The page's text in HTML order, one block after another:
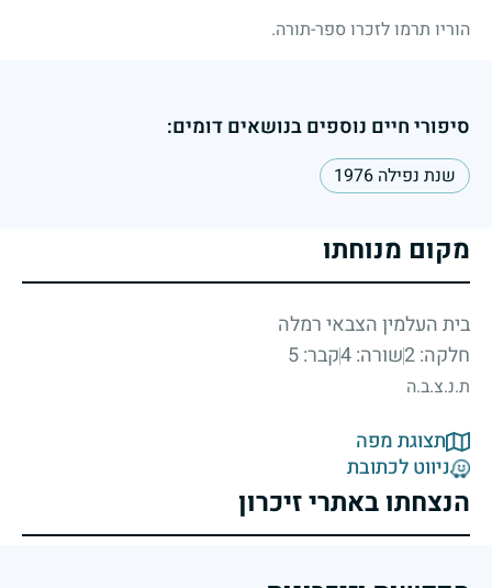
הוריו תרמו לזכרו ספר-תורה.
סיפורי חיים נוספים בנושאים דומים:
שנת נפילה 1976
מקום מנוחתו
בית העלמין הצבאי רמלה
חלקה: 2
שורה: 4 קבר: 5
ת.נ.צ.ב.ה
תצוגת מפה
ניווט לכתובת
הנצחתו באתרי זיכרון